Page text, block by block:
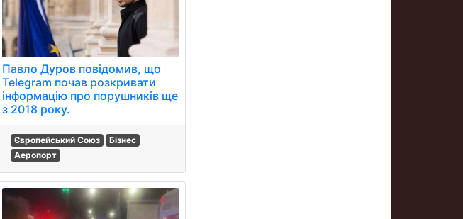
Павло Дуров повідомив, що
Telegram почав розкривати
інформацію про порушників ще
з 2018 року.
Європейський Союз
Бізнес
Аеропорт